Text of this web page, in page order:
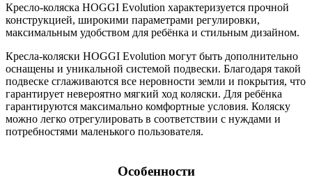
Кресло-коляска HOGGI Evolution характеризуется прочной
конструкцией, широкими параметрами регулировки,
максимальным удобством для ребёнка и стильным дизайном.
Кресла-коляски HOGGI Evolution могут быть дополнительно
оснащены и уникальной системой подвески. Благодаря такой
подвеске сглаживаются все неровности земли и покрытия, что
гарантирует невероятно мягкий ход коляски. Для ребёнка
гарантируются максимально комфортные условия. Коляску
можно легко отрегулировать в соответствии с нуждами и
потребностями маленького пользователя.
Особенности